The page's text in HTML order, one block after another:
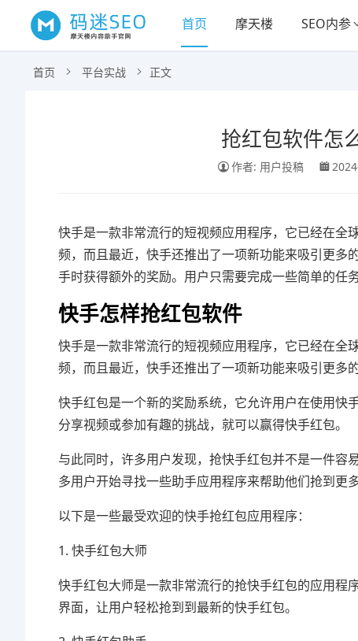
首页 摩天楼 SEO内参
首页 平台实战 正文
抢红包软件怎
作者: 用户投稿
快手是一款非常流行的短视频应用程序，它已经在全
频，而且最近，快手还推出了一项新功能来吸引更多
手时获得额外的奖励。用户只需要完成一些简单的任
快手怎样抢红包软件
快手是一款非常流行的短视频应用程序，它已经在全
频，而且最近，快手还推出了一项新功能来吸引更多
快手红包是一个新的奖励系统，它允许用户在使用快
分享视频或参加有趣的挑战，就可以赢得快手红包。
与此同时，许多用户发现，抢快手红包并不是一件
多用户开始寻找一些助手应用程序来帮助他们抢到更
以下是一些最受欢迎的快手抢红包应用程序：
1. 快手红包大师
快手红包大师是一款非常流行的抢快手红包的应用程
界面，让用户轻松抢到到最新的快手红包。